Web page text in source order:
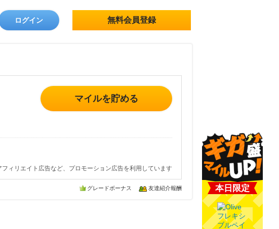
ログイン 無料会員登録
マイルを貯める
フィリエイト広告など、プロモーション広告を利用しています
グレードボーナス 友達紹介報酬 本日限定